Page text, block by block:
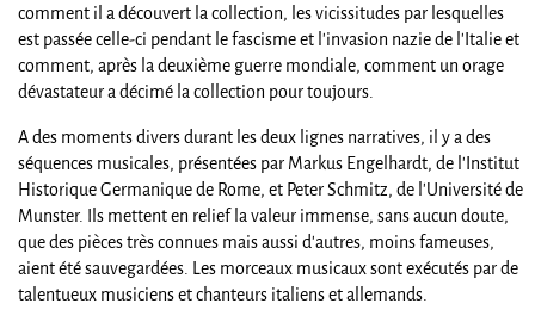
comment il a découvert la collection, les vicissitudes par lesquelles
est passée celle-ci pendant le fascisme et l'invasion nazie de l'Italie et
comment, après la deuxième guerre mondiale, comment un orage
dévastateur a décimé la collection pour toujours.
A des moments divers durant les deux lignes narratives, il y a des
séquences musicales, présentées par Markus Engelhardt, de l'Institut
Historique Germanique de Rome, et Peter Schmitz, de l'Université de
Munster. Ils mettent en relief la valeur immense, sans aucun doute,
que des pièces très connues mais aussi d'autres, moins fameuses,
aient été sauvegardées. Les morceaux musicaux sont exécutés par de
talentueux musiciens et chanteurs italiens et allemands.